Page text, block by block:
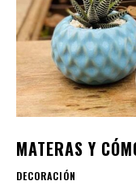
MATERAS Y
DECORACIÓN